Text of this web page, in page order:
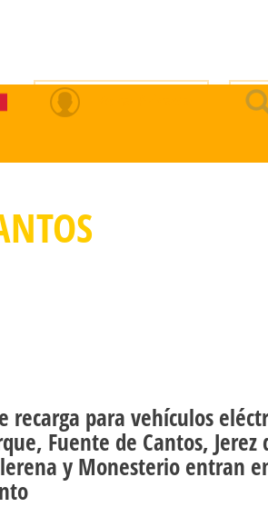
recarga para vehículos
Fuente de Cantos, Jerez
y Monesterio entran